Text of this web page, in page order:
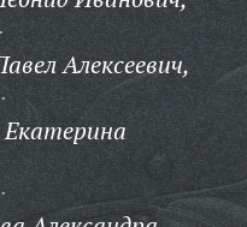
Алексеевич,
Екатерина